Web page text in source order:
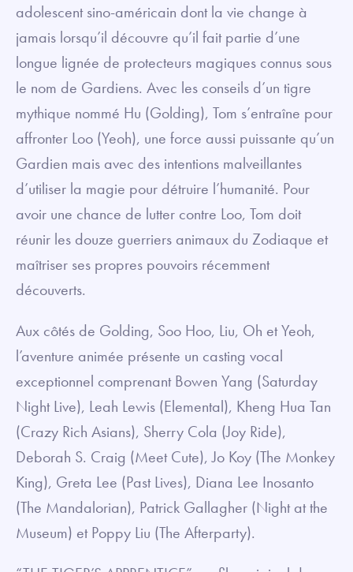
adolescent sino-américain dont la vie change à
jamais lorsqu’il découvre qu’il fait partie d’une
longue lignée de protecteurs magiques connus sous
le nom de Gardiens. Avec les conseils d’un tigre
mythique nommé Hu (Golding), Tom s’entraîne pour
affronter Loo (Yeoh), une force aussi puissante qu’un
Gardien mais avec des intentions malveillantes
d’utiliser la magie pour détruire l’humanité. Pour
avoir une chance de lutter contre Loo, Tom doit
réunir les douze guerriers animaux du Zodiaque et
maîtriser ses propres pouvoirs récemment
découverts.
Aux côtés de Golding, Soo Hoo, Liu, Oh et Yeoh,
l’aventure animée présente un casting vocal
exceptionnel comprenant Bowen Yang (Saturday
Night Live), Leah Lewis (Elemental), Kheng Hua Tan
(Crazy Rich Asians), Sherry Cola (Joy Ride),
Deborah S. Craig (Meet Cute), Jo Koy (The Monkey
King), Greta Lee (Past Lives), Diana Lee Inosanto
(The Mandalorian), Patrick Gallagher (Night at the
Museum) et Poppy Liu (The Afterparty).